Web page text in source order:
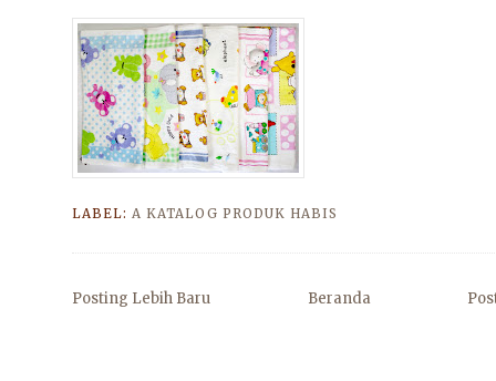
LABEL:A KATALOG PRODUK HABIS
Posting Lebih Baru Beranda